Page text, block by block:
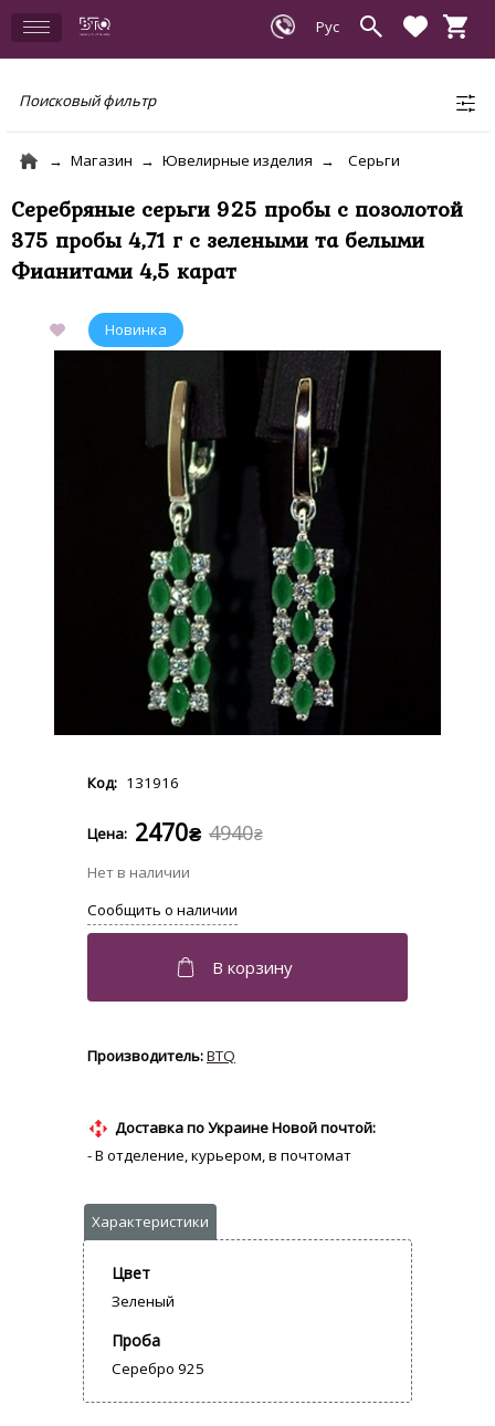
Поисковый фильтр
Магазин Ювелирные изделия Серьги
Серебряные серьги 925 пробы с позолотой
375 пробы 4,71 г с зелеными та белыми
Фианитами 4,5 карат
131916
4940₴
2470₴
BTQ
Доставка по Украине Новой почтой:
- В отделение, курьером, в почтомат
Цвет
Зеленый
Проба
Серебро 925